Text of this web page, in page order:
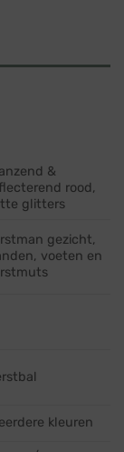
&
rood,
glitters
gezicht,
voeten en
kleuren